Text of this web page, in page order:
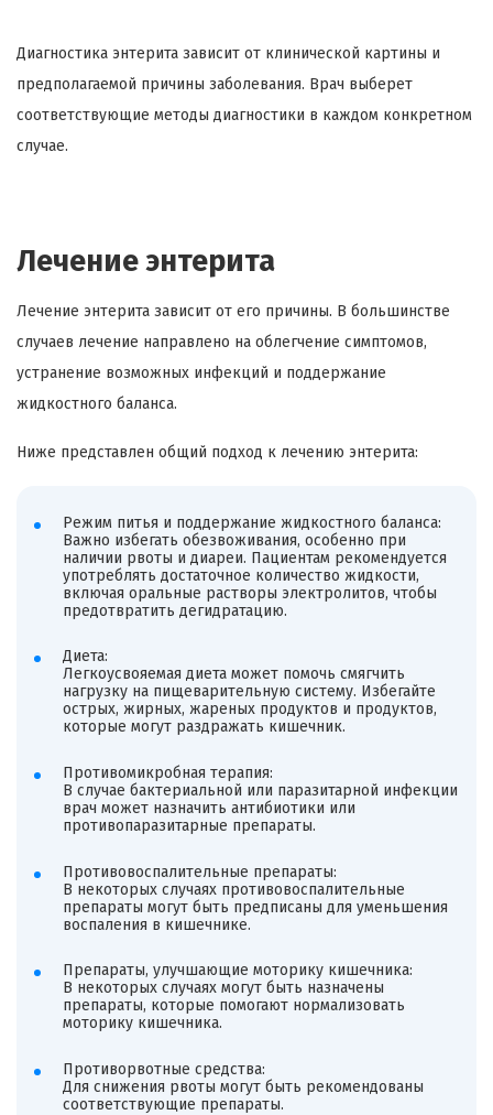
Диагностика энтерита зависит от клинической картины и
предполагаемой причины заболевания. Врач выберет
соответствующие методы диагностики в каждом конкретном
случае.
Лечение энтерита
Лечение энтерита зависит от его причины. В большинстве
случаев лечение направлено на облегчение симптомов,
устранение возможных инфекций и поддержание
жидкостного баланса.
Ниже представлен общий подход к лечению энтерита:
Режим питья и поддержание жидкостного баланса:
Важно избегать обезвоживания, особенно при
наличии рвоты и диареи. Пациентам рекомендуется
употреблять достаточное количество жидкости,
включая оральные растворы электролитов, чтобы
предотвратить дегидратацию.
Диета:
Легкоусвояемая диета может помочь смягчить
нагрузку на пищеварительную систему. Избегайте
острых, жирных, жареных продуктов и продуктов,
которые могут раздражать кишечник.
Противомикробная терапия:
В случае бактериальной или паразитарной инфекции
врач может назначить антибиотики или
противопаразитарные препараты.
Противовоспалительные препараты:
В некоторых случаях противовоспалительные
препараты могут быть предписаны для уменьшения
воспаления в кишечнике.
Препараты, улучшающие моторику кишечника:
В некоторых случаях могут быть назначены
препараты, которые помогают нормализовать
моторику кишечника.
Противорвотные средства:
Для снижения рвоты могут быть рекомендованы
соответствующие препараты.